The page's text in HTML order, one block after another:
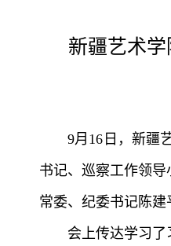
新疆艺术
9月16日，新疆
书记、巡察工作领
常委、纪委书记陈建
会上传达学习